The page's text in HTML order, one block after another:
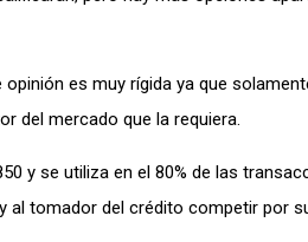
es muy rígida ya que
del mercado que la requiera.
y se utiliza en el 80% de las
al tomador del crédito competir por